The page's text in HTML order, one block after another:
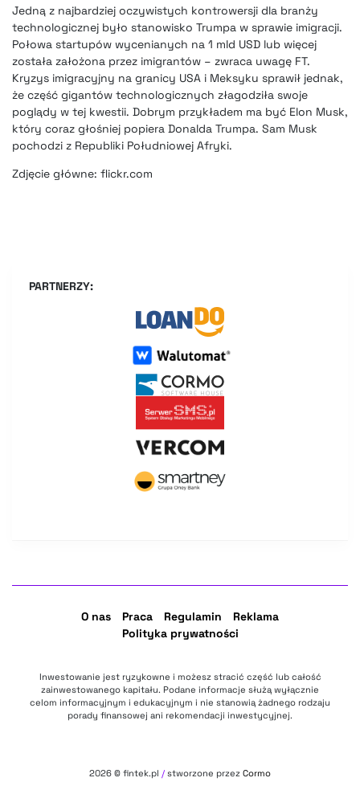
Jedną z najbardziej oczywistych kontrowersji dla branży
technologicznej było stanowisko Trumpa w sprawie imigracji.
Połowa startupów wycenianych na 1 mld USD lub więcej
została założona przez imigrantów – zwraca uwagę FT.
Kryzys imigracyjny na granicy USA i Meksyku sprawił jednak,
że część gigantów technologicznych złagodziła swoje
poglądy w tej kwestii. Dobrym przykładem ma być Elon Musk,
który coraz głośniej popiera Donalda Trumpa. Sam Musk
pochodzi z Republiki Południowej Afryki.
Zdjęcie główne: flickr.com
PARTNERZY:
O nas Praca Regulamin
Reklama
Polityka prywatności
Inwestowanie jest ryzykowne i możesz stracić część lub całość
zainwestowanego kapitału. Podane informacje służą wyłącznie
celom informacyjnym i edukacyjnym i nie stanowią żadnego rodzaju
porady finansowej ani rekomendacji inwestycyjnej.
2026 © fintek.pl / stworzone przez Cormo